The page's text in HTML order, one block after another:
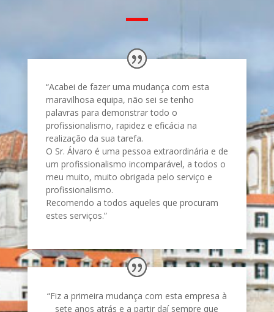
“Acabei de fazer uma mudança com esta
maravilhosa equipa, não sei se tenho
palavras para demonstrar todo o
profissionalismo, rapidez e eficácia na
realização da sua tarefa.
O Sr. Álvaro é uma pessoa extraordinária e de
um profissionalismo incomparável, a todos o
meu muito, muito obrigada pelo serviço e
profissionalismo.
Recomendo a todos aqueles que procuram
estes serviços.”
“Fiz a primeira mudança com esta empresa à
sete anos atrás e a partir daí sempre que